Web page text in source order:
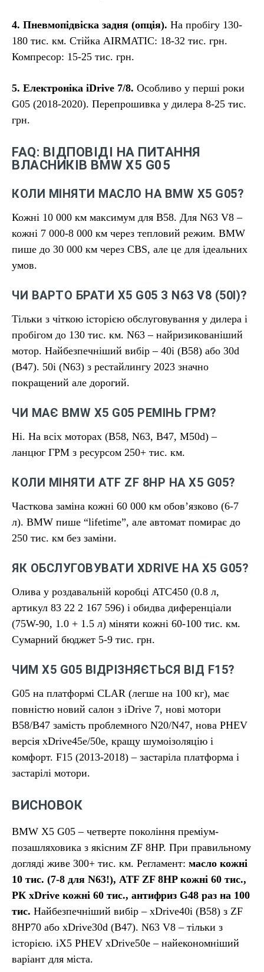
4. Пневмопідвіска задня (опція). На пробігу 130-
180 тис. км. Стійка AIRMATIC: 18-32 тис. грн.
Компресор: 15-25 тис. грн.
5. Електроніка iDrive 7/8. Особливо у перші роки
G05 (2018-2020). Перепрошивка у дилера 8-25 тис.
грн.
FAQ: ВІДПОВІДІ НА ПИТАННЯ
ВЛАСНИКІВ BMW X5 G05
КОЛИ МІНЯТИ МАСЛО НА BMW X5 G05?
Кожні 10 000 км максимум для B58. Для N63 V8 –
кожні 7 000-8 000 км через тепловий режим. BMW
пише до 30 000 км через CBS, але це для ідеальних
умов.
ЧИ ВАРТО БРАТИ X5 G05 З N63 V8 (50I)?
Тільки з чіткою історією обслуговування у дилера і
пробігом до 130 тис. км. N63 – найризикованіший
мотор. Найбезпечніший вибір – 40i (B58) або 30d
(B47). 50i (N63) з рестайлингу 2023 значно
покращений але дорогий.
ЧИ МАЄ BMW X5 G05 РЕМІНЬ ГРМ?
Ні. На всіх моторах (B58, N63, B47, M50d) –
ланцюг ГРМ з ресурсом 250+ тис. км.
КОЛИ МІНЯТИ ATF ZF 8HP НА X5 G05?
Часткова заміна кожні 60 000 км обов’язково (6-7
л). BMW пише “lifetime”, але автомат помирає до
250 тис. км без заміни.
ЯК ОБСЛУГОВУВАТИ XDRIVE НА X5 G05?
Олива у роздавальній коробці ATC450 (0.8 л,
артикул 83 22 2 167 596) і обидва диференціали
(75W-90, 1.0 + 1.5 л) міняти кожні 60-100 тис. км.
Сумарний бюджет 5-9 тис. грн.
ЧИМ X5 G05 ВІДРІЗНЯЄТЬСЯ ВІД F15?
G05 на платформі CLAR (легше на 100 кг), має
повністю новий салон з iDrive 7, нові мотори
B58/B47 замість проблемного N20/N47, нова PHEV
версія xDrive45e/50e, кращу шумоізоляцію і
комфорт. F15 (2013-2018) – застаріла платформа і
застарілі мотори.
ВИСНОВОК
BMW X5 G05 – четверте покоління преміум-
позашляховика з якісним ZF 8HP. При правильному
догляді живе 300+ тис. км. Регламент: масло кожні
10 тис. (7-8 для N63!), ATF ZF 8HP кожні 60 тис.,
РК xDrive кожні 60 тис., антифриз G48 раз на 100
тис. Найбезпечніший вибір – xDrive40i (B58) з ZF
8HP70 або xDrive30d (B47). N63 V8 – тільки з
історією. iX5 PHEV xDrive50e – найекономніший
варіант для міста.